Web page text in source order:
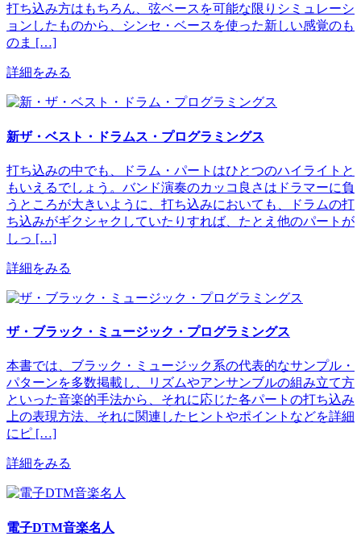
打ち込み方はもちろん、弦ベースを可能な限りシミュレーシ
ョンしたものから、シンセ・ベースを使った新しい感覚のも
のま […]
詳細をみる
新ザ・ベスト・ドラムス・プログラミングス
打ち込みの中でも、ドラム・パートはひとつのハイライトと
もいえるでしょう。バンド演奏のカッコ良さはドラマーに負
うところが大きいように、打ち込みにおいても、ドラムの打
ち込みがギクシャクしていたりすれば、たとえ他のパートが
しっ […]
詳細をみる
ザ・ブラック・ミュージック・プログラミングス
本書では、ブラック・ミュージック系の代表的なサンプル・
パターンを多数掲載し、リズムやアンサンブルの組み立て方
といった音楽的手法から、それに応じた各パートの打ち込み
上の表現方法、それに関連したヒントやポイントなどを詳細
にピ […]
詳細をみる
電子DTM音楽名人